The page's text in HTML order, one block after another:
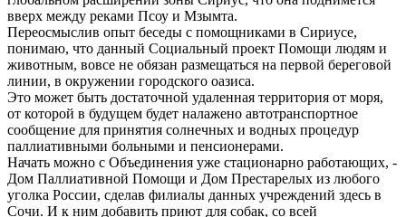
вверх между реками Псоу и Мзымта.
Переосмыслив опыт беседы с помощниками в Сириусе,
понимаю, что данный Социальный проект Помощи людям и
животным, вовсе не обязан размещаться на первой береговой
линии, в окружении городского оазиса.
Это может быть достаточной удаленная территория от моря,
от которой в будущем будет налажено автотранспортное
сообщение для принятия солнечных и водных процедур
паллиативными больными и пенсионерами.
Начать можно с Объединения уже стационарно работающих, -
Дом Паллиативной Помощи и Дом Престарелых из любого
уголка России, сделав филиалы данных учреждений здесь в
Сочи. И к ним добавить приют для собак, со всей